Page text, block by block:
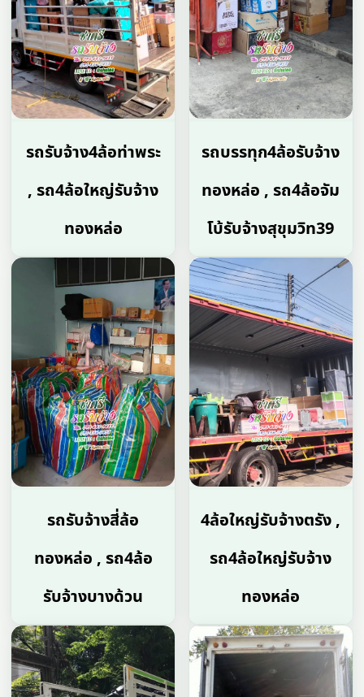
รถรับจ้าง4ล้อท่าพระ
, รถ4ล้อใหญ่รับจ้าง
ทองหล่อ
รถบรรทุก4ล้อรับจ้าง
ทองหล่อ , รถ4ล้อจัม
โบ้รับจ้างสุขุมวิท39
รถรับจ้างสี่ล้อ
ทองหล่อ , รถ4ล้อ
รับจ้างบางด้วน
4ล้อใหญ่รับจ้างตรัง ,
รถ4ล้อใหญ่รับจ้าง
ทองหล่อ